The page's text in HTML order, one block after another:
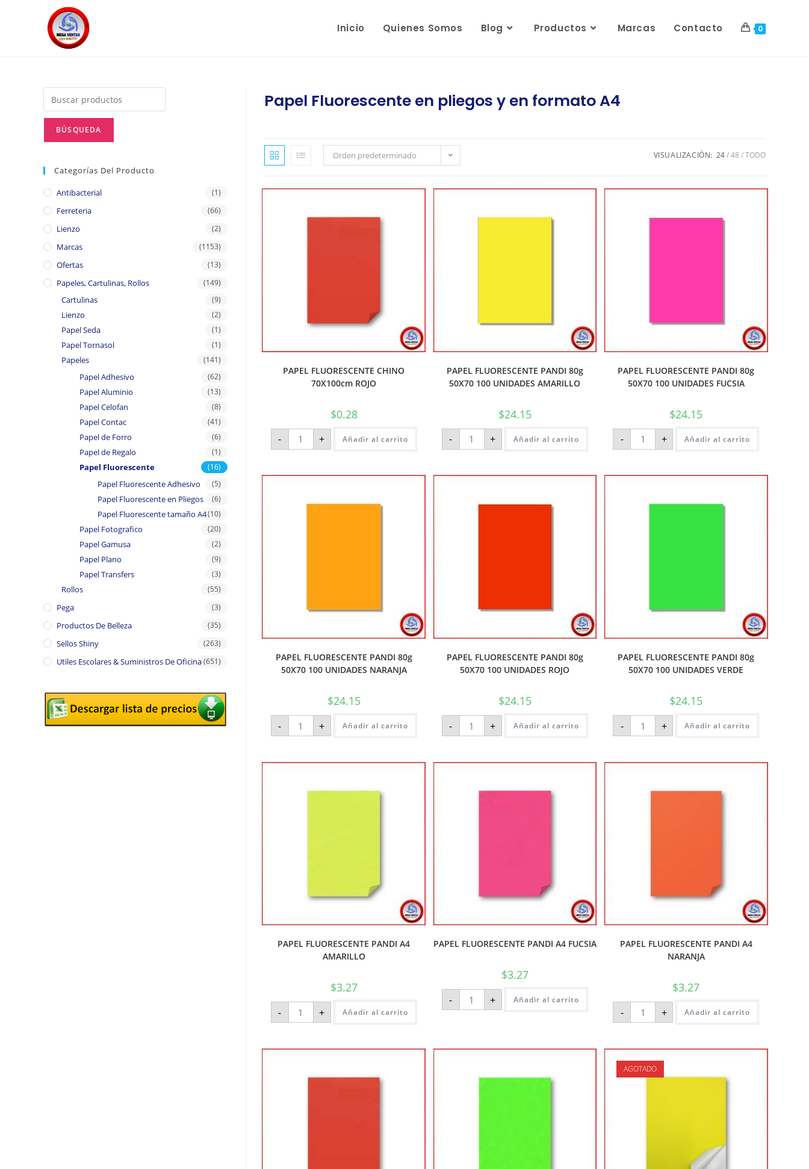
Inicio Quienes Somos Blog Productos Marcas Contacto 0
Papel Fluorescente en pliegos y en formato A4
Orden predeterminado VISUALIZACIÓN: 24 48 TODO
PAPEL FLUORESCENTE CHINO
70X100cm ROJO
$0.28
- + Añadir al carrito
PAPEL FLUORESCENTE PANDI 80g
50X70 100 UNIDADES AMARILLO
$24.15
- + Añadir al carrito
PAPEL FLUORESCENTE PANDI 80g
50X70 100 UNIDADES FUCSIA
$24.15
- + Añadir al carrito
PAPEL FLUORESCENTE PANDI 80g
50X70 100 UNIDADES NARANJA
$24.15
- + Añadir al carrito
PAPEL FLUORESCENTE PANDI 80g
50X70 100 UNIDADES ROJO
$24.15
- + Añadir al carrito
PAPEL FLUORESCENTE PANDI 80g
50X70 100 UNIDADES VERDE
$24.15
- + Añadir al carrito
PAPEL FLUORESCENTE PANDI A4
AMARILLO
$3.27
- + Añadir al carrito
PAPEL FLUORESCENTE PANDI A4 FUCSIA
$3.27
- + Añadir al carrito
PAPEL FLUORESCENTE PANDI A4
NARANJA
$3.27
- + Añadir al carrito
AGOTADO
Categorías Del Producto
Antibacterial (1)
Ferreteria (66)
Lienzo (2)
Marcas (1153)
Ofertas (13)
Papeles, Cartulinas, Rollos (149)
Cartulinas (9)
Lienzo (2)
Papel Seda (1)
Papel Tornasol (1)
Papeles (141)
Papel Adhesivo (62)
Papel Aluminio (13)
Papel Celofan (8)
Papel Contac (41)
Papel de Forro (6)
Papel de Regalo (1)
Papel Fluorescente (16)
Papel Fluorescente Adhesivo (5)
Papel Fluorescente en Pliegos (6)
Papel Fluorescente tamaño A4(10)
Papel Fotografico (20)
Papel Gamusa (2)
Papel Plano (9)
Papel Transfers (3)
Rollos (55)
Pega (3)
Productos De Belleza (35)
Sellos Shiny (263)
Utiles Escolares & Suministros De Oficina(651)